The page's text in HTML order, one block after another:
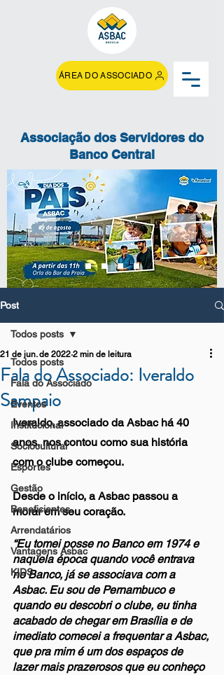
ÁREA DO ASSOCIADO
Associação dos Servidores do
Banco Central
Post
Todos posts
Fala do Associado
Eventos
Institucional
Sociocultural
Esportes
Gestão
Beneficientes
Arrendatários
Vantagens Asbac
KIDS
Todos posts
Fala do Associado: Iveraldo
Sampaio
21 de jun. de 2022 2 min de leitura
Iveraldo, associado da Asbac há 40
anos, nos contou como sua história
com o clube começou.
Desde o início, a Asbac passou a
morar em seu coração.
“Eu tomei posse no Banco em 1974 e
naquela época quando você entrava
no Banco, já se associava com a
Asbac. Eu sou de Pernambuco e
quando eu descobri o clube, eu tinha
acabado de chegar em Brasília e de
imediato comecei a frequentar a Asbac,
que pra mim é um dos espaços de
lazer mais prazerosos que eu conheço